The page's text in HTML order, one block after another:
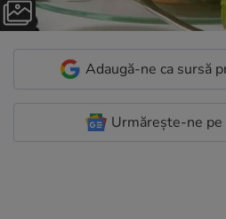
Adaugă-ne ca sursă
Urmărește-ne